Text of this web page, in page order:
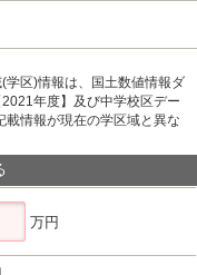
学区)情報は、国土数値情報ダ
年度】及び中学校区デー
情報が現在の学区域と異な
万円